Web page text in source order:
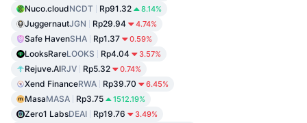
Nuco.cloudNCDT Rp91.32 8.14%
JuggernautJGN Rp29.94 4.74%
Safe HavenSHA Rp1.37 0.59%
LooksRareLOOKS Rp4.04 3.57%
Rejuve.AIRJV Rp5.32 0.74%
Xend FinanceRWA Rp39.70 6.45%
MasaMASA Rp3.75 1512.19%
Zero1 LabsDEAI Rp19.76 3.49%